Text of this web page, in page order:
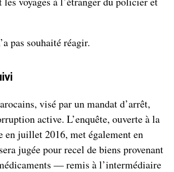
pas souhaité réagir.
visé par un mandat d’arrêt,
active. L’enquête, ouverte à la
en juillet 2016, met également en
jugée pour recel de biens provenant
— remis à l’intermédiaire